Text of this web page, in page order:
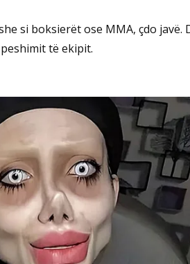
si boksierët ose MMA, çdo javë.
të ekipit.